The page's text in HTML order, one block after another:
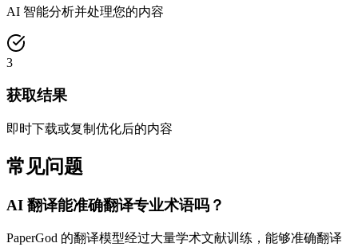
AI 智能分析并处理您的内容
3
获取结果
即时下载或复制优化后的内容
常见问题
AI 翻译能准确翻译专业术语吗？
PaperGod 的翻译模型经过大量学术文献训练，能够准确翻译